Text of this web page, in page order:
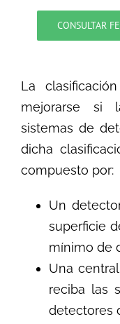
CONSULTAR
La
mejorarse si
sistemas de
dicha
compuesto por:
Un
superficie
mínimo de
Una
reciba las
detectores